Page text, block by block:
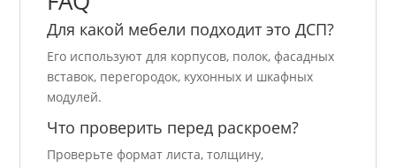
Для какой мебели подходит это ДСП?
Его используют для корпусов, полок, фасадных
вставок, перегородок, кухонных и шкафных
модулей.
Что проверить перед раскроем?
Проверьте формат листа, толщину,